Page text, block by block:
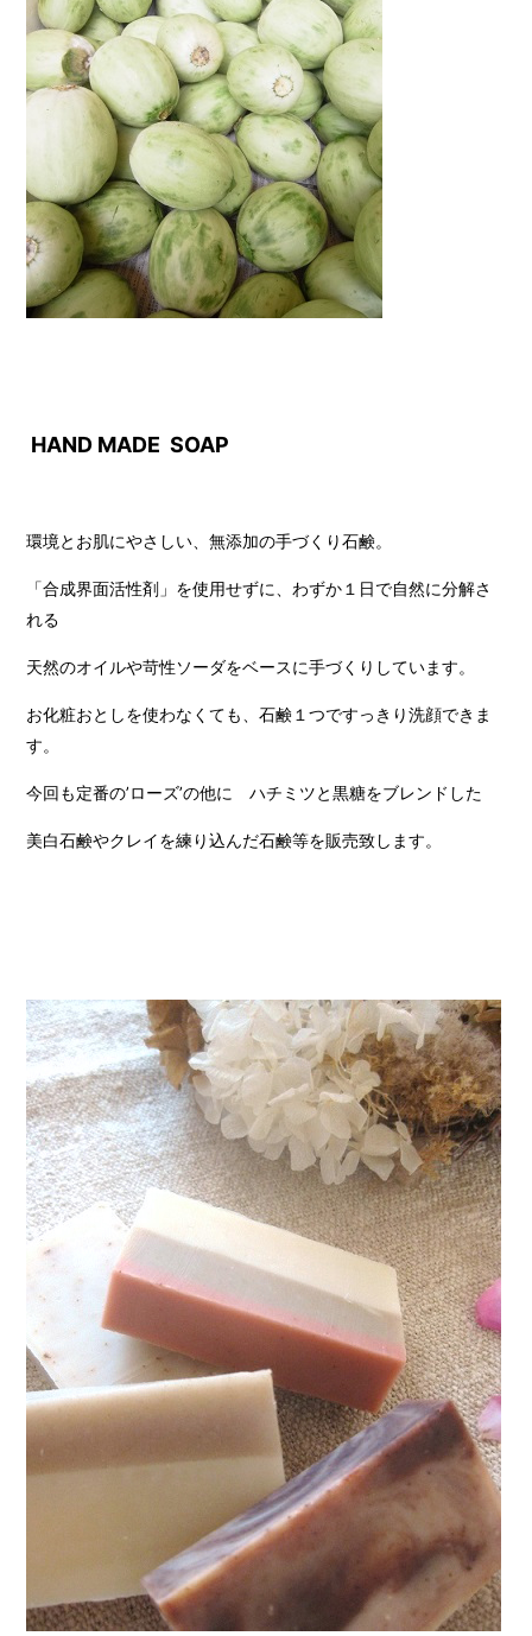
HAND MADE SOAP
環境とお肌にやさしい、無添加の手づくり石鹸。
「合成界面活性剤」を使用せずに、わずか１日で自然に分解さ
れる
天然のオイルや苛性ソーダをベースに手づくりしています。
お化粧おとしを使わなくても、石鹸１つですっきり洗顔できま
す。
今回も定番の’ローズ’の他に ハチミツと黒糖をブレンドした
美白石鹸やクレイを練り込んだ石鹸等を販売致します。